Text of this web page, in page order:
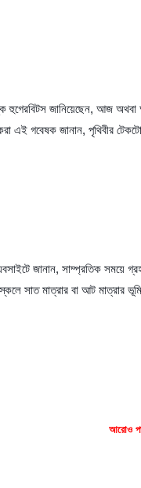
হুগেরবিটস জানিয়েছেন, আজ
করা এই গবেষক জানান, পৃথিবীর
জানান, সাম্প্রতিক
সাত মাত্রার বা আট মাত্রার
আরোও